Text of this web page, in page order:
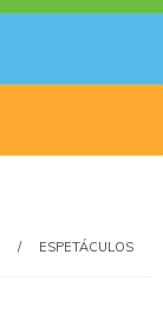
/ ESPETÁCULOS